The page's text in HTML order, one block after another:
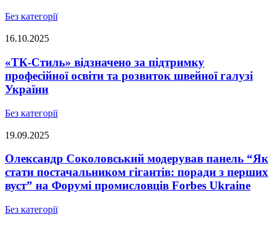
Без категорії
16.10.2025
«ТК-Стиль» відзначено за підтримку
професійної освіти та розвиток швейної галузі
України
Без категорії
19.09.2025
Олександр Соколовський модерував панель “Як
стати постачальником гігантів: поради з перших
вуст” на Форумі промисловців Forbes Ukraine
Без категорії